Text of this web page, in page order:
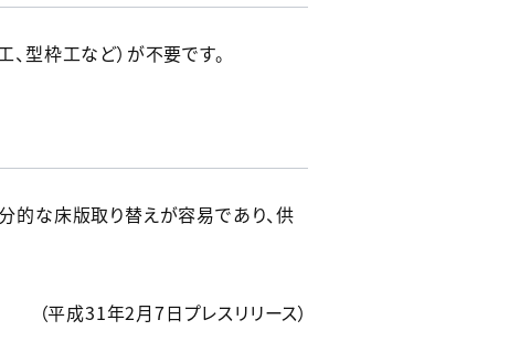
型枠工など）が不要です。
な床版取り替えが容易であり、供
（平成31年2月7日プレスリリース）